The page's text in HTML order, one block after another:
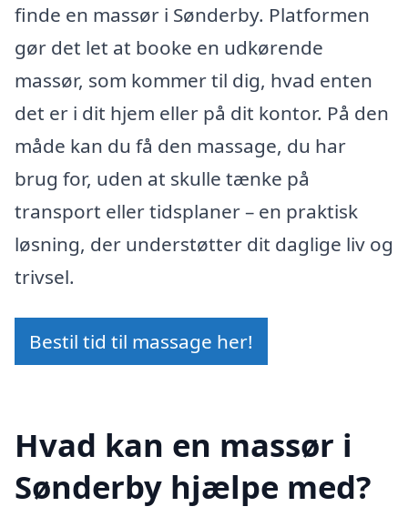
finde en massør i Sønderby. Platformen
gør det let at booke en udkørende
massør, som kommer til dig, hvad enten
det er i dit hjem eller på dit kontor. På den
måde kan du få den massage, du har
brug for, uden at skulle tænke på
transport eller tidsplaner – en praktisk
løsning, der understøtter dit daglige liv og
trivsel.
Bestil tid til massage her!
Hvad kan en massør i
Sønderby hjælpe med?